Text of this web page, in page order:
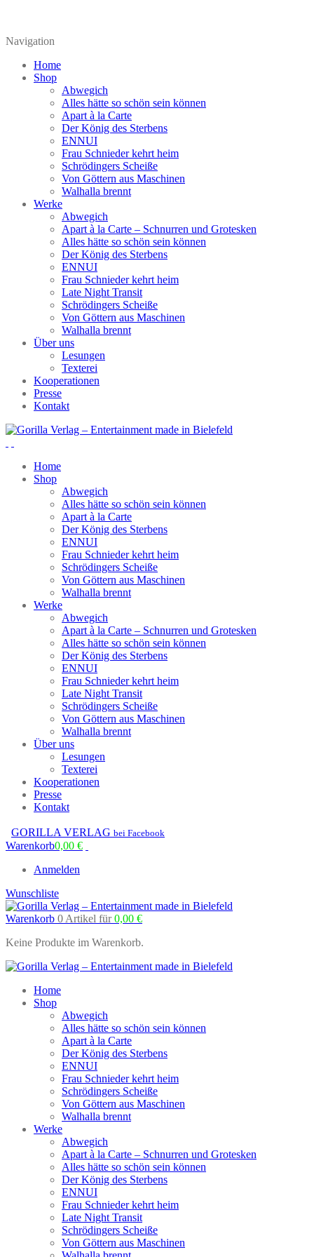
Navigation
Home
Shop
Abwegich
Alles hätte so schön sein können
Apart à la Carte
Der König des Sterbens
ENNUI
Frau Schnieder kehrt heim
Schrödingers Scheiße
Von Göttern aus Maschinen
Walhalla brennt
Werke
Abwegich
Apart à la Carte – Schnurren und Grotesken
Alles hätte so schön sein können
Der König des Sterbens
ENNUI
Frau Schnieder kehrt heim
Late Night Transit
Schrödingers Scheiße
Von Göttern aus Maschinen
Walhalla brennt
Über uns
Lesungen
Texterei
Kooperationen
Presse
Kontakt
Home
Shop
Abwegich
Alles hätte so schön sein können
Apart à la Carte
Der König des Sterbens
ENNUI
Frau Schnieder kehrt heim
Schrödingers Scheiße
Von Göttern aus Maschinen
Walhalla brennt
Werke
Abwegich
Apart à la Carte – Schnurren und Grotesken
Alles hätte so schön sein können
Der König des Sterbens
ENNUI
Frau Schnieder kehrt heim
Late Night Transit
Schrödingers Scheiße
Von Göttern aus Maschinen
Walhalla brennt
Über uns
Lesungen
Texterei
Kooperationen
Presse
Kontakt
GORILLA VERLAG bei Facebook
Warenkorb0,00 €
Anmelden
Wunschliste
Warenkorb 0 Artikel für 0,00 €
Keine Produkte im Warenkorb.
Home
Shop
Abwegich
Alles hätte so schön sein können
Apart à la Carte
Der König des Sterbens
ENNUI
Frau Schnieder kehrt heim
Schrödingers Scheiße
Von Göttern aus Maschinen
Walhalla brennt
Werke
Abwegich
Apart à la Carte – Schnurren und Grotesken
Alles hätte so schön sein können
Der König des Sterbens
ENNUI
Frau Schnieder kehrt heim
Late Night Transit
Schrödingers Scheiße
Von Göttern aus Maschinen